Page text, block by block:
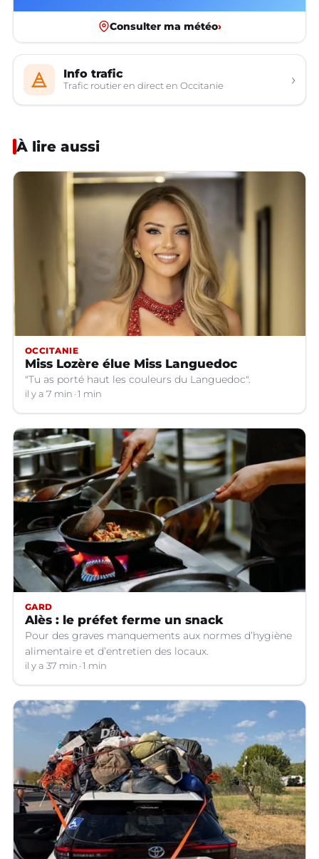
Consulter ma météo›
Info trafic
Trafic routier en direct en Occitanie ›
À lire aussi
OCCITANIE
Miss Lozère élue Miss Languedoc
"Tu as porté haut les couleurs du Languedoc".
il y a 7 min 1 min
GARD
Alès : le préfet ferme un snack
Pour des graves manquements aux normes d’hygiène
alimentaire et d’entretien des locaux.
il y a 37 min 1 min